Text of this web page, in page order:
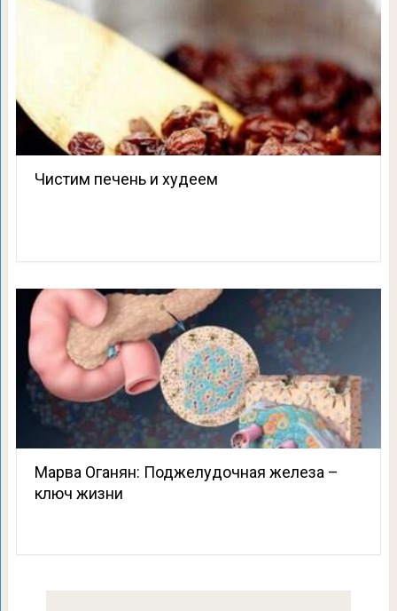
Чистим печень и худеем
Марва Оганян: Поджелудочная железа –
ключ жизни